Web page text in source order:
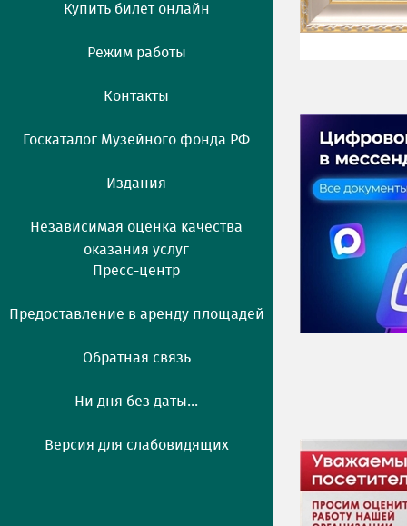
Купить билет онлайн
Режим работы
Контакты
Госкаталог Музейного фонда РФ
Издания
Независимая оценка качества
оказания услуг
Пресс-центр
Предоставление в аренду площадей
Обратная связь
Ни дня без даты...
Версия для слабовидящих